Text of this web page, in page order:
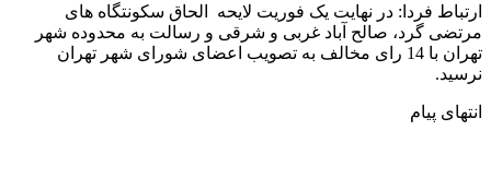
ارتباط فردا: در نهایت یک فوریت لایحه الحاق سکونتگاه های
مرتضی گرد، صالح آباد غربی و شرقی و رسالت به محدوده شهر
تهران با 14 رای مخالف به تصویب اعضای شورای شهر تهران
نرسید.
انتهای پیام